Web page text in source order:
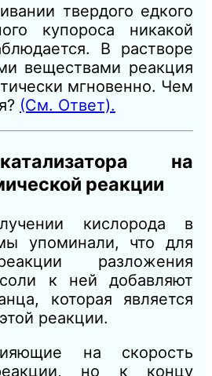
твердого едкого
купороса никакой
В растворе
веществами реакция
мгновенно. Чем
(См. Ответ).
на
реакции
кислорода в
упоминали, что для
разложения
к ней добавляют
которая является
реакции.
на скорость
но к концу